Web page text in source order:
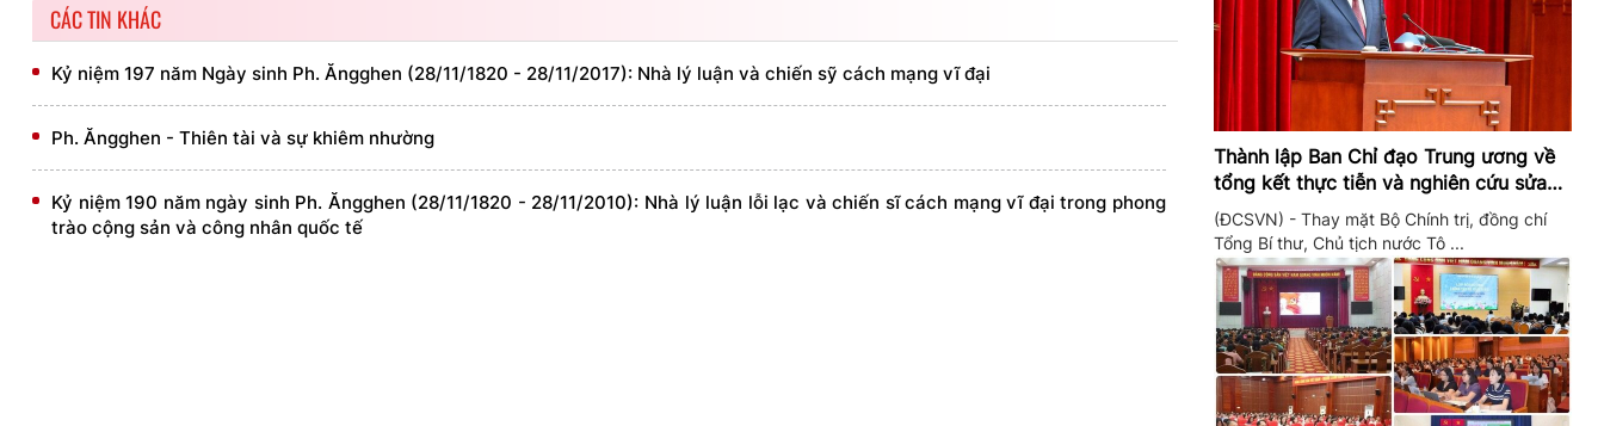
CÁC TIN KHÁC
Kỷ niệm 197 năm Ngày sinh Ph. Ăngghen (28/11/1820 - 28/11/2017): Nhà lý luận và chiến sỹ cách mạng vĩ đại
Ph. Ăngghen - Thiên tài và sự khiêm nhường
Kỷ niệm 190 năm ngày sinh Ph. Ăngghen (28/11/1820 - 28/11/2010): Nhà lý luận lỗi lạc và chiến sĩ cách mạng vĩ đại trong phong
trào cộng sản và công nhân quốc tế
Thành lập Ban Chỉ đạo Trung ương về
tổng kết thực tiễn và nghiên cứu sửa
đổi, bổ sung Điều lệ Đảng
(ĐCSVN) - Thay mặt Bộ Chính trị, đồng chí
Tổng Bí thư, Chủ tịch nước Tô ...